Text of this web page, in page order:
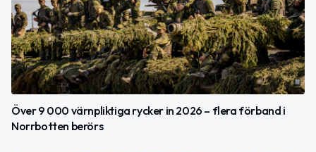
Över 9 000 värnpliktiga rycker in 2026 – flera förband i
Norrbotten berörs